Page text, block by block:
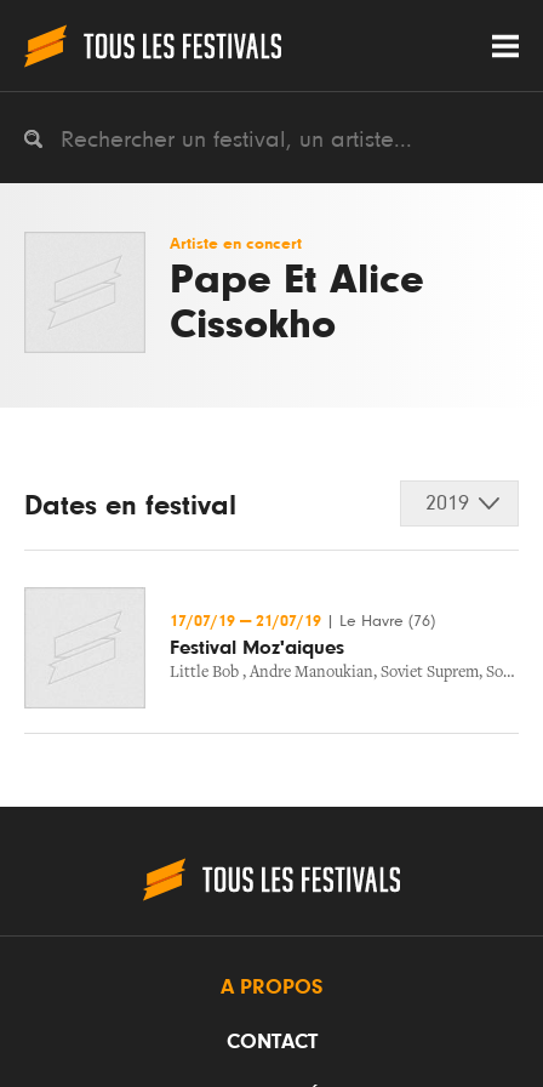
Artiste en concert
Pape Et Alice
Cissokho
Dates en festival 2019
17/07/19 — 21/07/19 Le Havre (76)
Festival Moz'aiques
Little Bob , Andre Manoukian, Soviet Suprem, Sofiane Saidi
A PROPOS
CONTACT